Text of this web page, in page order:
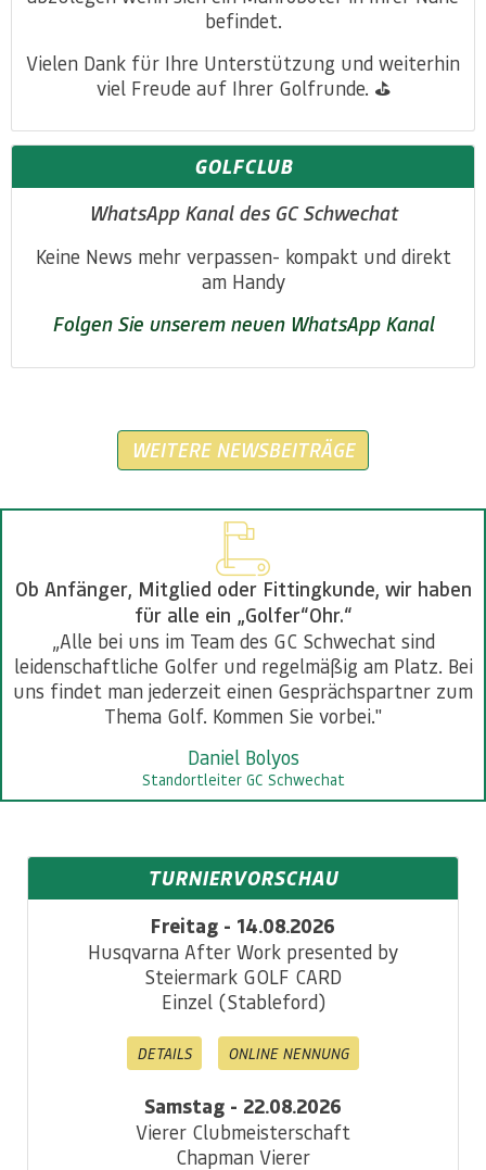
befindet.
Vielen Dank für Ihre Unterstützung und weiterhin
viel Freude auf Ihrer Golfrunde. ⛳️
GOLFCLUB
WhatsApp Kanal des GC Schwechat
Keine News mehr verpassen- kompakt und direkt
am Handy
Folgen Sie unserem neuen WhatsApp Kanal
WEITERE NEWSBEITRÄGE
Ob Anfänger, Mitglied oder Fittingkunde, wir haben
für alle ein „Golfer“Ohr.“
„Alle bei uns im Team des GC Schwechat sind
leidenschaftliche Golfer und regelmäßig am Platz. Bei
uns findet man jederzeit einen Gesprächspartner zum
Thema Golf. Kommen Sie vorbei."
Daniel Bolyos
Standortleiter GC Schwechat
TURNIERVORSCHAU
Freitag - 14.08.2026
Husqvarna After Work presented by
Steiermark GOLF CARD
Einzel (Stableford)
DETAILS ONLINE NENNUNG
Samstag - 22.08.2026
Vierer Clubmeisterschaft
Chapman Vierer